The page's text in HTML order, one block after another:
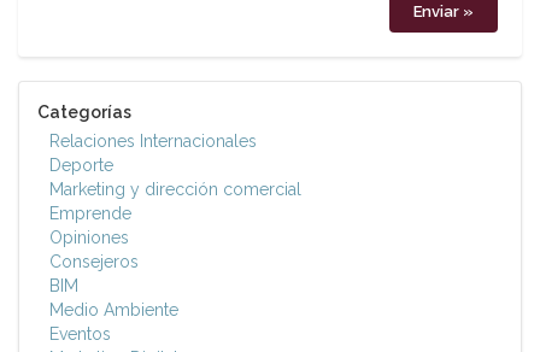
Categorías
Relaciones Internacionales
Deporte
Marketing y dirección comercial
Emprende
Opiniones
Consejeros
BIM
Medio Ambiente
Eventos